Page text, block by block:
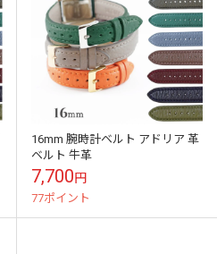
16mm 腕時計ベルト アドリア 革
ベルト 牛革
7,700円
77ポイント